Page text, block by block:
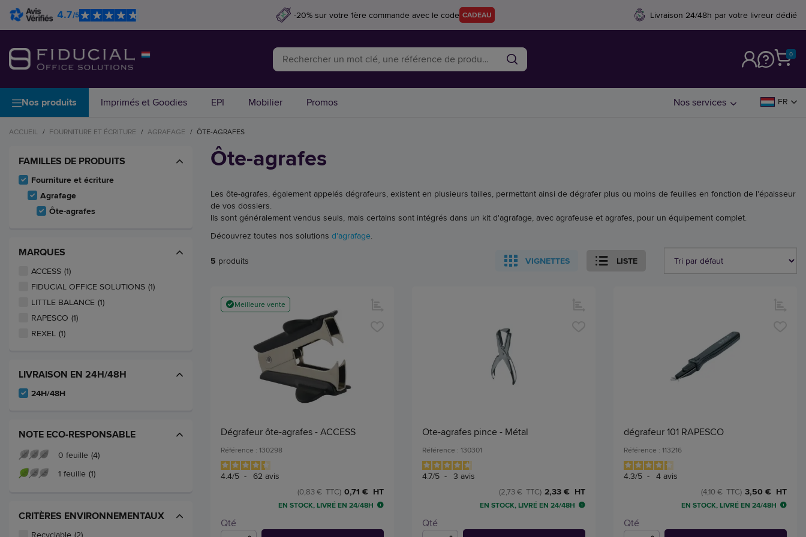
4.7/5 -20% sur votre 1ère commande avec le code CADEAU Livraison 24/48h par votre livreur dédié
0
Nos produits Imprimés et Goodies EPI Mobilier Promos Nos services FR
ACCUEIL / FOURNITURE ET ÉCRITURE / AGRAFAGE / ÔTE-AGRAFES
FAMILLES DE PRODUITS
Fourniture et écriture
Agrafage
Ôte-agrafes
MARQUES
ACCESS (1)
FIDUCIAL OFFICE SOLUTIONS (1)
LITTLE BALANCE (1)
RAPESCO (1)
REXEL (1)
LIVRAISON EN 24H/48H
24H/48H
NOTE ECO-RESPONSABLE
0 feuille (4)
1 feuille (1)
CRITÈRES ENVIRONNEMENTAUX
Ôte-agrafes
Les ôte-agrafes, également appelés dégrafeurs, existent en plusieurs tailles, permettant ainsi de dégrafer plus ou moins de feuilles en fonction de l'épaisseur
de vos dossiers.
Ils sont généralement vendus seuls, mais certains sont intégrés dans un kit d'agrafage, avec agrafeuse et agrafes, pour un équipement complet.
Découvrez toutes nos solutions d'agrafage.
5 produits VIGNETTES LISTE
Meilleure vente
Dégrafeur ôte-agrafes - ACCESS
Référence : 130298
4.4/5 - 62 avis
0,71 € HT
(0,83 € TTC)
EN STOCK, LIVRÉ EN 24/48H
Qté
Ote-agrafes pince - Métal
Référence : 130301
4.7/5 - 3 avis
2,33 € HT
(2,73 € TTC)
EN STOCK, LIVRÉ EN 24/48H
Qté
dégrafeur 101 RAPESCO
Référence : 113216
4.3/5 - 4 avis
3,50 € HT
(4,10 € TTC)
EN STOCK, LIVRÉ EN 24/48H
Qté